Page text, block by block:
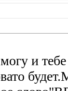
и